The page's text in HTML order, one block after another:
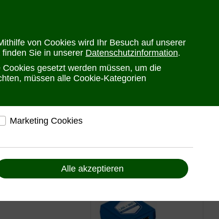
von Cookies wird Ihr Besuch auf unserer
Sie in unserer Datenschutzinformation.
gesetzt werden müssen, um die
müssen alle Cookie-Kategorien
Marketing Cookies
Angebote und Services anbieten zu
können
Liefern Anzeigen, die zu Ihren Interessen passen
bestmöglichen Service anbieten zu können
Alle akzeptieren
PRODUKTE HERSTELLER ANSPRECHPARTNER
Wege
cm